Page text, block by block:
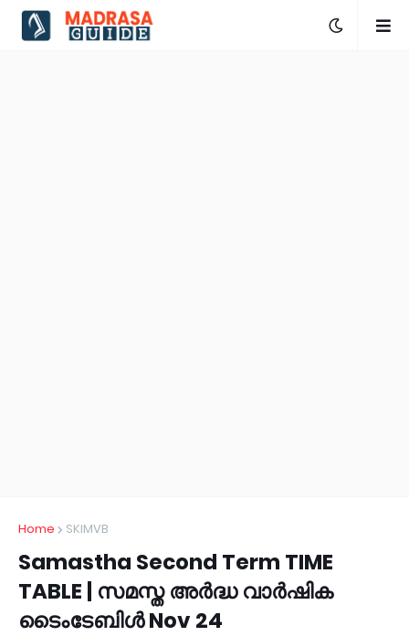
Home SKIMVB
Samastha Second Term TIME
TABLE | സമസ്ത അർദ്ധ വാർഷിക
ടൈംടേബിൾ Nov 24